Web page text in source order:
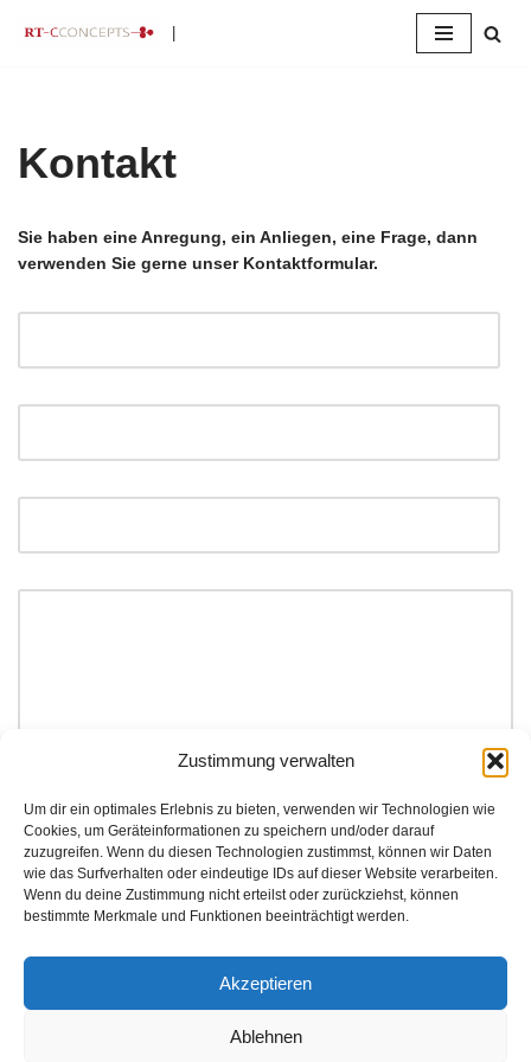
Zustimmung verwalten
Um dir ein optimales Erlebnis zu bieten, verwenden wir Technologien wie
Cookies, um Geräteinformationen zu speichern und/oder darauf
zuzugreifen. Wenn du diesen Technologien zustimmst, können wir Daten
wie das Surfverhalten oder eindeutige IDs auf dieser Website verarbeiten.
Wenn du deine Zustimmung nicht erteilst oder zurückziehst, können
bestimmte Merkmale und Funktionen beeinträchtigt werden.
Akzeptieren
Ablehnen
Kontakt
Sie haben eine Anregung, ein Anliegen, eine Frage, dann
verwenden Sie gerne unser Kontaktformular.